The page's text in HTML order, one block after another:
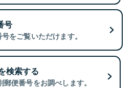
号
をご覧いただけます。
検索する
便番号をお調べします。